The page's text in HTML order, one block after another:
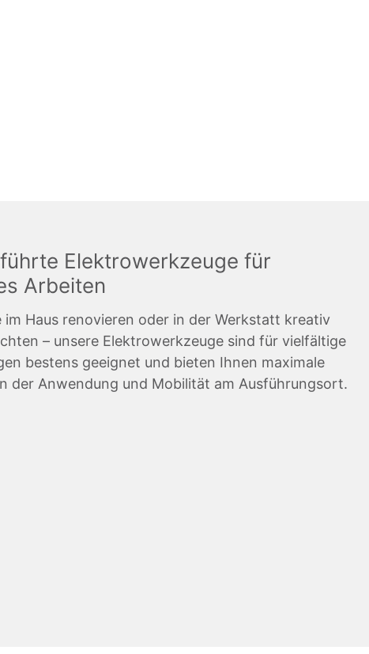
Elektrowerkzeuge für
Arbeiten
im Haus renovieren oder in der Werkstatt kreativ
– unsere Elektrowerkzeuge sind für vielfältige
bestens geeignet und bieten Ihnen maximale
der Anwendung und Mobilität am Ausführungsort.